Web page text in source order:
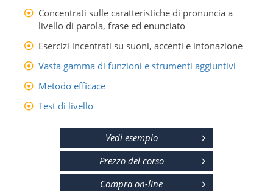
Concentrati sulle caratteristiche di pronuncia a
livello di parola, frase ed enunciato
Esercizi incentrati su suoni, accenti e intonazione
Vasta gamma di funzioni e strumenti aggiuntivi
Metodo efficace
Test di livello
Vedi esempio
Prezzo del corso
Compra on-line